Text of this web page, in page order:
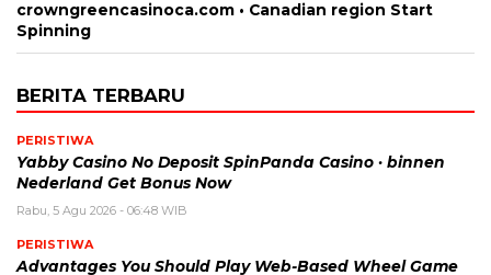
crowngreencasinoca.com • Canadian region Start
Spinning
BERITA TERBARU
PERISTIWA
Yabby Casino No Deposit SpinPanda Casino · binnen
Nederland Get Bonus Now
Rabu, 5 Agu 2026 - 06:48 WIB
PERISTIWA
Advantages You Should Play Web-Based Wheel Game